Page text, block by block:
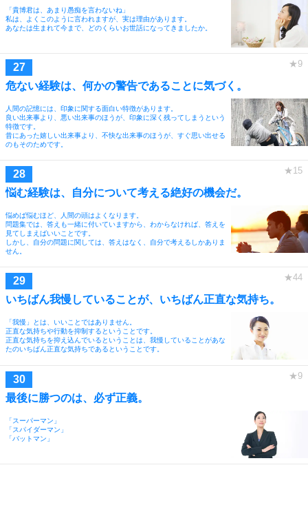
「貴博君は、あまり愚痴を言わないね」
私は、よくこのように言われますが、実は理由があります。
あなたは生まれて今まで、どのくらいお世話になってきましたか。
危ない経験は、何かの警告であることに気づく。
人間の記憶には、印象に関する面白い特徴があります。
良い出来事より、悪い出来事のほうが、印象に深く残ってしまうという
特徴です。
昔にあった嬉しい出来事より、不快な出来事のほうが、すぐ思い出せる
のもそのためです。
悩む経験は、自分について考える絶好の機会だ。
悩めば悩むほど、人間の頭はよくなります。
問題集では、答えも一緒に付いていますから、わからなければ、答えを
見てしまえばいいことです。
しかし、自分の問題に関しては、答えはなく、自分で考えるしかありま
せん。
いちばん我慢していることが、いちばん正直な気持ち。
「我慢」とは、いいことではありません。
正直な気持ちや行動を抑制するということです。
正直な気持ちを抑え込んでいるということは、我慢していることがあな
たのいちばん正直な気持ちであるということです。
最後に勝つのは、必ず正義。
「スーパーマン」
「スパイダーマン」
「バットマン」